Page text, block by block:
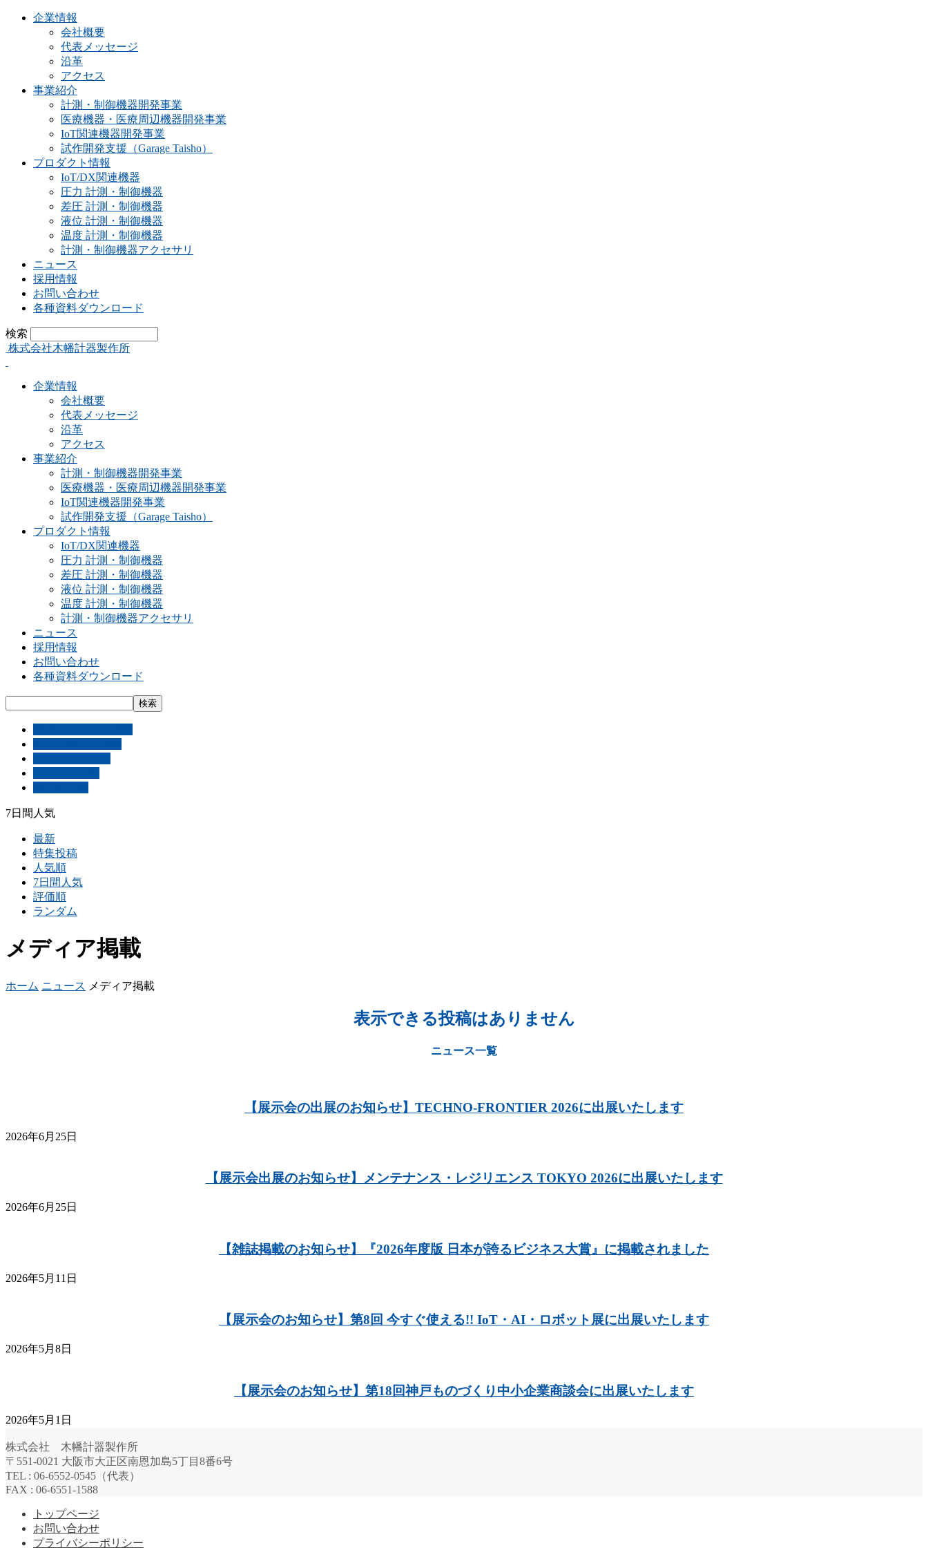
企業情報
会社概要
代表メッセージ
沿革
アクセス
事業紹介
計測・制御機器開発事業
医療機器・医療周辺機器開発事業
IoT関連機器開発事業
試作開発支援（Garage Taisho）
プロダクト情報
IoT/DX関連機器
圧力 計測・制御機器
差圧 計測・制御機器
液位 計測・制御機器
温度 計測・制御機器
計測・制御機器アクセサリ
ニュース
採用情報
お問い合わせ
各種資料ダウンロード
検索
株式会社木幡計器製作所
企業情報
会社概要
代表メッセージ
沿革
アクセス
事業紹介
計測・制御機器開発事業
医療機器・医療周辺機器開発事業
IoT関連機器開発事業
試作開発支援（Garage Taisho）
プロダクト情報
IoT/DX関連機器
圧力 計測・制御機器
差圧 計測・制御機器
液位 計測・制御機器
温度 計測・制御機器
計測・制御機器アクセサリ
ニュース
採用情報
お問い合わせ
各種資料ダウンロード
7日間人気
最新
特集投稿
人気順
7日間人気
評価順
ランダム
メディア掲載
ホーム ニュース メディア掲載
表示できる投稿はありません
ニュース一覧
【展示会の出展のお知らせ】TECHNO-FRONTIER 2026に出展いたします
2026年6月25日
【展示会出展のお知らせ】メンテナンス・レジリエンス TOKYO 2026に出展いたします
2026年6月25日
【雑誌掲載のお知らせ】『2026年度版 日本が誇るビジネス大賞』に掲載されました
2026年5月11日
【展示会のお知らせ】第8回 今すぐ使える!! IoT・AI・ロボット展に出展いたします
2026年5月8日
【展示会のお知らせ】第18回神戸ものづくり中小企業商談会に出展いたします
2026年5月1日
株式会社 木幡計器製作所
〒551-0021 大阪市大正区南恩加島5丁目8番6号
TEL : 06-6552-0545（代表）
FAX : 06-6551-1588
トップページ
お問い合わせ
プライバシーポリシー